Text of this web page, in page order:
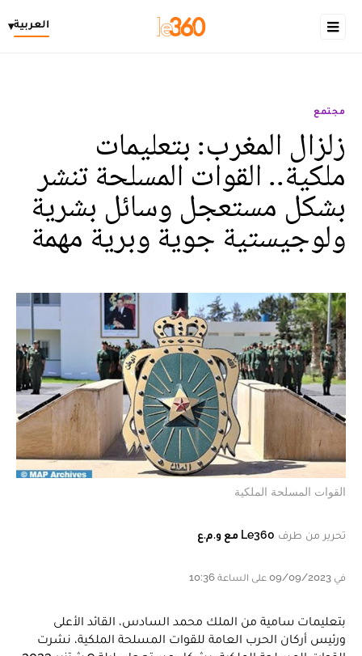
العربية▾
مجتمع
زلزال المغرب: بتعليمات
ملكية.. القوات المسلحة تنشر
بشكل مستعجل وسائل بشرية
ولوجيستية جوية وبرية مهمة
القوات المسلحة الملكية
تحرير من طرف Le360 مع و.م.ع
في 09/09/2023 على الساعة 10:36
بتعليمات سامية من الملك محمد السادس، القائد الأعلى
ورئيس أركان الحرب العامة للقوات المسلحة الملكية، نشرت